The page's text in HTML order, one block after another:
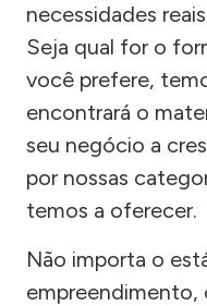
necessidades
Seja qual for o
você prefere,
encontrará o
seu negócio a
por nossas
temos a oferecer.
Não importa o
empreendimento,